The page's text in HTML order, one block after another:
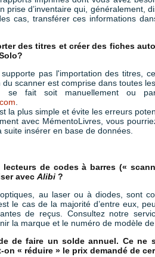
prise d’inventaire qui, généralement,
cas, transférer ces informations
des titres et créer des fiches
pas l'importation des titres,
du scanner est comprise dans toutes
se fait soit manuellement ou
la plus simple et évite les erreurs
avec MémentoLivres, vous
insérer en base de données.
de codes à barres («
avec Alibi ?
au laser ou à diodes, sont
le cas de la majorité d’entre eux,
de reçus. Consultez notre
la marque et le numéro de modèle
de faire un solde annuel. Ce
on « réduire » le prix demandé de